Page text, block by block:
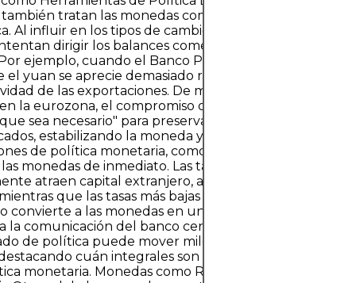
tratan las monedas como herramientas de
Al influir en los tipos de cambio, los encargados de
dirigir los balances comerciales, el crecimiento
ejemplo, cuando el Banco Popular de China
el yuan se aprecie demasiado rápido, busca preservar
de las exportaciones. De manera similar, durante
la eurozona, el compromiso del Banco Central
sea necesario" para preservar el euro envió una
estabilizando la moneda y las economías
de política monetaria, como ajustes de tasas de
monedas de inmediato. Las tasas de interés más altas
atraen capital extranjero, aumentando la
que las tasas más bajas tienen el efecto
convierte a las monedas en una de las clases de
la comunicación del banco central. Una sola frase en
de política puede mover miles de millones de
cuán integrales son las monedas para la
monetaria. Monedas como Referencias y Puntos de